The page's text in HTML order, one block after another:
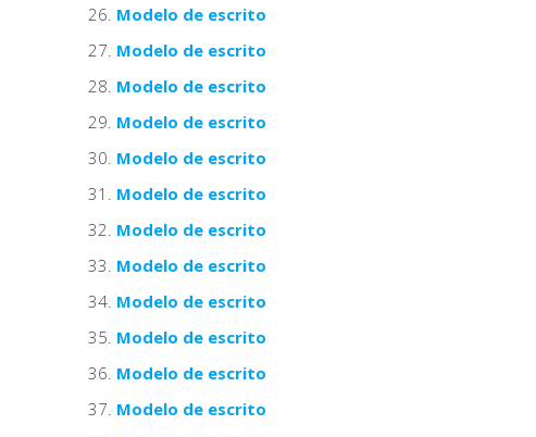
Modelo de escrito
Modelo de escrito
Modelo de escrito
Modelo de escrito
Modelo de escrito
Modelo de escrito
Modelo de escrito
Modelo de escrito
Modelo de escrito
Modelo de escrito
Modelo de escrito
Modelo de escrito